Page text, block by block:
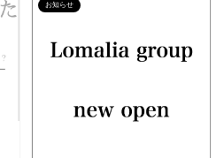
お知らせ